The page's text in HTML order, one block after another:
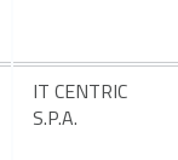
IT CENTRIC
S.P.A.